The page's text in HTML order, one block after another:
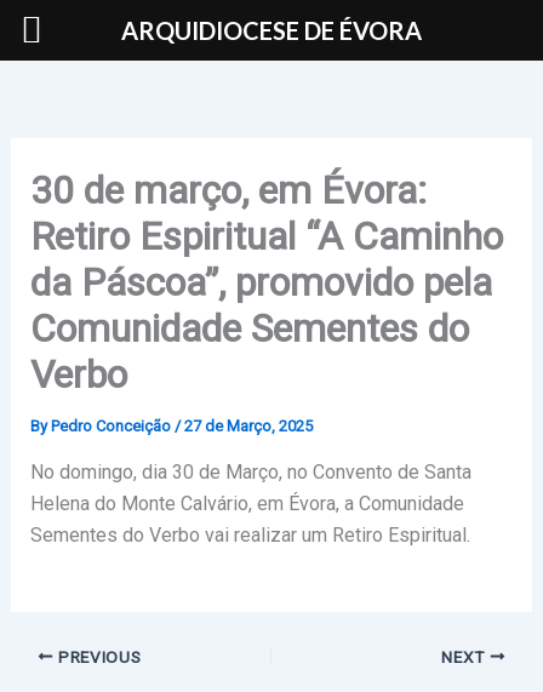
Skip
30 de março, em Évora:
Retiro Espiritual “A Caminho
da Páscoa”, promovido pela
Comunidade Sementes do
Verbo
By Pedro Conceição /27 de Março, 2025
No domingo, dia 30 de Março, no Convento de Santa
Helena do Monte Calvário, em Évora, a Comunidade
Sementes do Verbo vai realizar um Retiro Espiritual.
PREVIOUS NEXT
ARQUIDIOCESE DE ÉVORA